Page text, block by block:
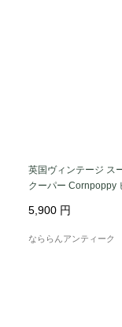
ウル・シュガーポ
英国ヴィンテージ ス
クーパー Cornpoppy
ウッド 英国製[EY8597]
5,900 円
なららんアンティーク